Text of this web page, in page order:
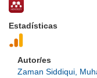
Estadísticas
Autor/es
Zaman Siddiqui,